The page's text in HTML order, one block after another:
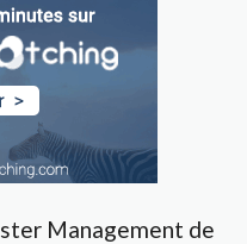
Management de